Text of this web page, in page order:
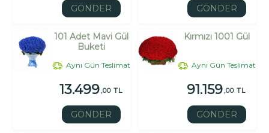
GÖNDER GÖNDER
101 Adet Mavi Gül
Buketi
Aynı Gün Teslimat
13.499,00 TL
GÖNDER
Kırmızı 1001 Gül
Aynı Gün Teslimat
91.159,00 TL
GÖNDER